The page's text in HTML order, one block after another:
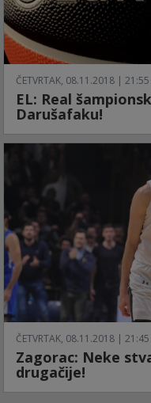
ČETVRTAK, 08.11.2018 | 21:55
EL: Real
Darušafaku!
ČETVRTAK, 08.11.2018 | 21:45
Zagorac: Neke
drugačije!